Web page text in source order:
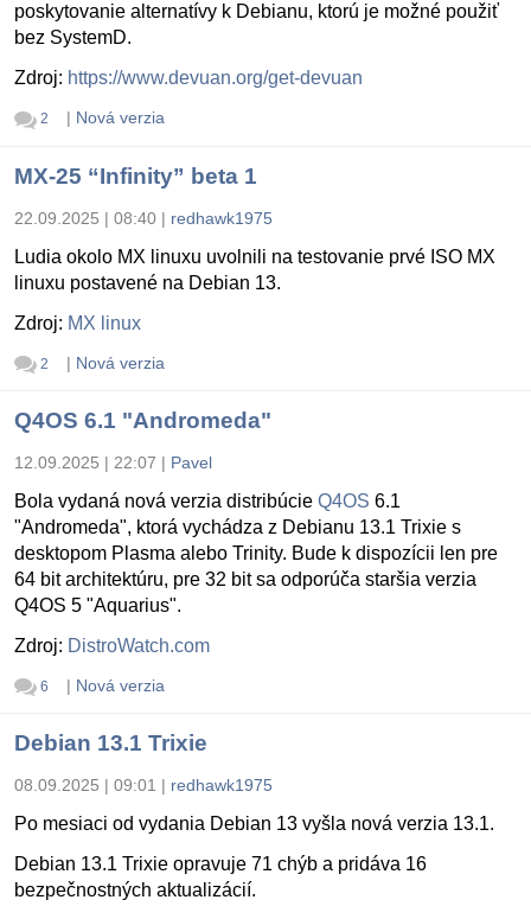
poskytovanie alternatívy k Debianu, ktorú je možné použiť
bez SystemD.
Zdroj: https://www.devuan.org/get-devuan
2 | Nová verzia
MX-25 “Infinity” beta 1
22.09.2025 | 08:40 | redhawk1975
Ludia okolo MX linuxu uvolnili na testovanie prvé ISO MX
linuxu postavené na Debian 13.
Zdroj: MX linux
2 | Nová verzia
Q4OS 6.1 "Andromeda"
12.09.2025 | 22:07 | Pavel
Bola vydaná nová verzia distribúcie Q4OS 6.1
"Andromeda", ktorá vychádza z Debianu 13.1 Trixie s
desktopom Plasma alebo Trinity. Bude k dispozícii len pre
64 bit architektúru, pre 32 bit sa odporúča staršia verzia
Q4OS 5 "Aquarius".
Zdroj: DistroWatch.com
6 | Nová verzia
Debian 13.1 Trixie
08.09.2025 | 09:01 | redhawk1975
Po mesiaci od vydania Debian 13 vyšla nová verzia 13.1.
Debian 13.1 Trixie opravuje 71 chýb a pridáva 16
bezpečnostných aktualizácií.